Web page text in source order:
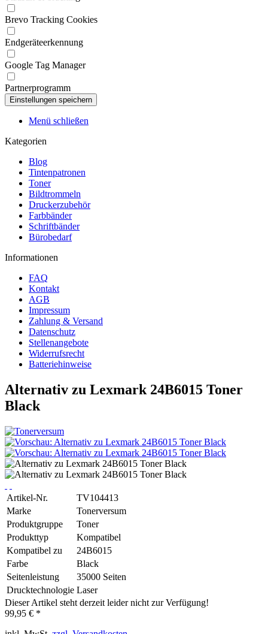
Brevo Tracking Cookies
Endgeräteerkennung
Google Tag Manager
Partnerprogramm
Menü schließen
Kategorien
Blog
Tintenpatronen
Toner
Bildtrommeln
Druckerzubehör
Farbbänder
Schriftbänder
Bürobedarf
Informationen
FAQ
Kontakt
AGB
Impressum
Zahlung & Versand
Datenschutz
Stellenangebote
Widerrufsrecht
Batteriehinweise
Alternativ zu Lexmark 24B6015 Toner
Black
Artikel-Nr.
TV104413
Marke
Tonerversum
Produktgruppe
Toner
Produkttyp
Kompatibel
Kompatibel zu
24B6015
Farbe
Black
Seitenleistung
35000 Seiten
Drucktechnologie Laser
Dieser Artikel steht derzeit leider nicht zur Verfügung!
99,95 € *